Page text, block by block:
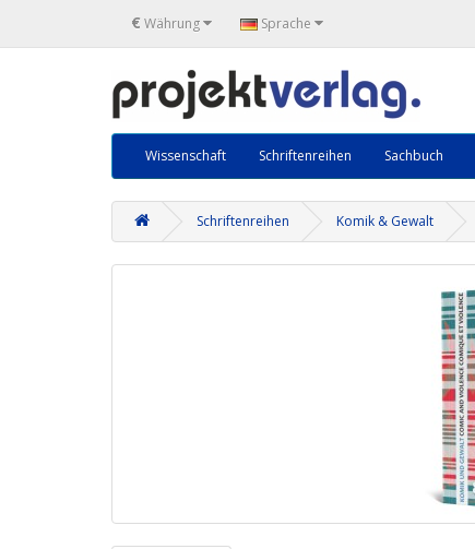
€ Währung Sprache
Wissenschaft Schriftenreihen Sachbuch
Schriftenreihen Komik & Gewalt